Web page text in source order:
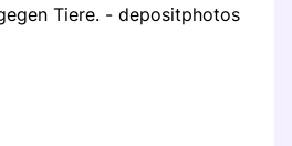
Tiere. - depositphotos